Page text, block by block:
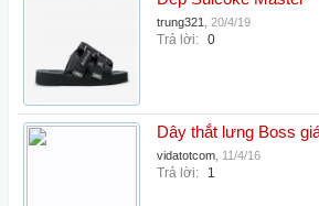
trung321 20/4/19
Trả lời: 0
Dây thắt lưng Boss
vidatotcom 11/4/16
Trả lời: 1